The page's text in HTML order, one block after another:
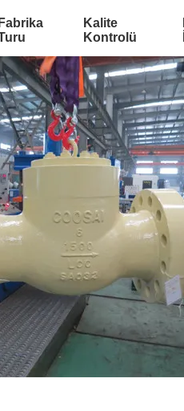
Fabrika
Kalite
Kontrolü